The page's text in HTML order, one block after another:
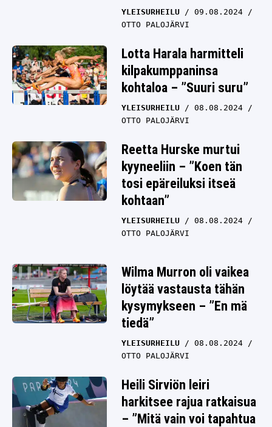
YLEISURHEILU
09.08.2024
OTTO PALOJÄRVI
Lotta Harala harmitteli
kilpakumppaninsa
kohtaloa – ”Suuri suru”
YLEISURHEILU
08.08.2024
OTTO PALOJÄRVI
Reetta Hurske murtui
kyyneeliin – ”Koen tän
tosi epäreiluksi itseä
kohtaan”
YLEISURHEILU
08.08.2024
OTTO PALOJÄRVI
Wilma Murron oli vaikea
löytää vastausta tähän
kysymykseen – ”En mä
tiedä”
YLEISURHEILU
08.08.2024
OTTO PALOJÄRVI
Heili Sirviön leiri
harkitsee rajua ratkaisua
– ”Mitä vain voi tapahtua